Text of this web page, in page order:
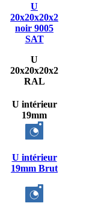
U
20x20x20x2
noir 9005
SAT
U
20x20x20x2
RAL
U intérieur
19mm
U intérieur
19mm Brut